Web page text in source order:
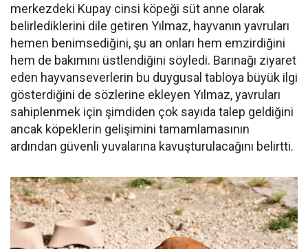
merkezdeki Kupay cinsi köpeği süt anne olarak
belirlediklerini dile getiren Yılmaz, hayvanın yavruları
hemen benimsediğini, şu an onları hem emzirdiğini
hem de bakımını üstlendiğini söyledi. Barınağı ziyaret
eden hayvanseverlerin bu duygusal tabloya büyük ilgi
gösterdiğini de sözlerine ekleyen Yılmaz, yavruları
sahiplenmek için şimdiden çok sayıda talep geldiğini
ancak köpeklerin gelişimini tamamlamasının
ardından güvenli yuvalarına kavuşturulacağını belirtti.